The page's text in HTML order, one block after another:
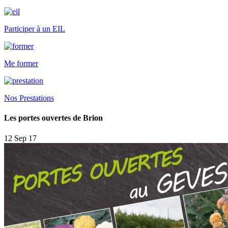
Participer à un EIL
Me former
Nos Prestations
Les portes ouvertes de Brion
12 Sep 17